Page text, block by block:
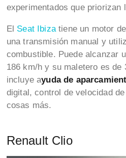
experimentados que priorizan
El Seat Ibizatiene un motor
una transmisión manual y
combustible. Puede alcanzar
186 km/h y su maletero es de
incluye ayuda de
digital, control de velocidad
cosas más.
Renault Clio